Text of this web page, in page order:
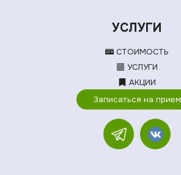
УСЛУГИ
СТОИМОСТЬ
УСЛУГИ
АКЦИИ
Записаться на прием